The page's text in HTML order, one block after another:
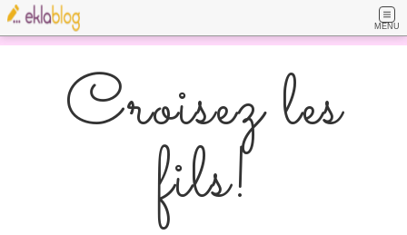
MENU
Croisez les
fils!